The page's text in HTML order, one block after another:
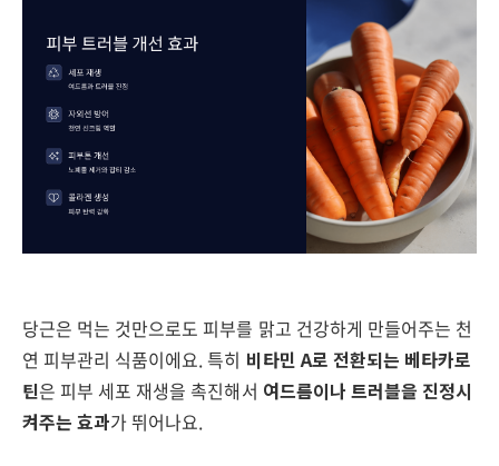
당근은 먹는 것만으로도 피부를 맑고 건강하게 만들어주는 천
연 피부관리 식품이에요. 특히 비타민 A로 전환되는 베타카로
틴은 피부 세포 재생을 촉진해서 여드름이나 트러블을 진정시
켜주는 효과가 뛰어나요.